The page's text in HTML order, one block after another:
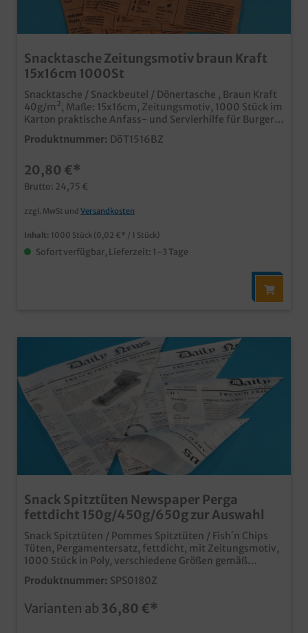
Snacktasche Zeitungsmotiv braun Kraft
15x16cm 1000St
Snacktasche / Snackbeutel / Dönertasche , Braun Kraft
40g/m², Maße: 15x16cm, Zeitungsmotiv, 1000 Stück im
Karton praktische Anfass- und Servierhilfe für Burger,
Sandwiches, Döner, Gyros, Fladenbrot, usw. modernes
Zeitungs Design im angesagten Braun professioneller
Ihnen auch Ihr Wunschmotiv auf den praktischen
Snacktaschen an, und das bereits ab 50.000 Stück.
Fragen Sie einfach unseren Kundenservice.
Produktnummer: DöT1516BZ
20,80 €*
Brutto: 24,75 €
zzgl. MwSt und Versandkosten
Inhalt: 1000 Stück (0,02 €* / 1 Stück)
Sofort verfügbar, Lieferzeit: 1-3 Tage
Snack Spitztüten Newspaper Perga
fettdicht 150g/450g/650g zur Auswahl
Snack Spitztüten / Pommes Spitztüten / Fish´n Chips
Tüten, Pergamentersatz, fettdicht, mit Zeitungsmotiv,
1000 Stück in Poly, verschiedene Größen gemäß
Auswahl 150g 180x250mm / 450g 265x370mm /
650g 300x380mm qualitative und umweltfreundliche
fettdichtes Pergamentersatzpapier 3 Größen bis XXL
Produktnummer: SPS0180Z
Varianten ab 36,80 €*